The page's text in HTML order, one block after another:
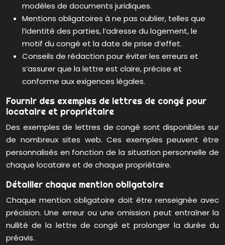
modèles de documents juridiques.
Mentions obligatoires à ne pas oublier, telles que
l’identité des parties, l’adresse du logement, le
motif du congé et la date de prise d’effet.
Conseils de rédaction pour éviter les erreurs et
s’assurer que la lettre est claire, précise et
conforme aux exigences légales.
Fournir des exemples de lettres de congé pour
locataire et propriétaire
Des exemples de lettres de congé sont disponibles sur
de nombreux sites web. Ces exemples peuvent être
personnalisés en fonction de la situation personnelle de
chaque locataire et de chaque propriétaire.
Détailler chaque mention obligatoire
Chaque mention obligatoire doit être renseignée avec
précision. Une erreur ou une omission peut entraîner la
nullité de la lettre de congé et prolonger la durée du
préavis.